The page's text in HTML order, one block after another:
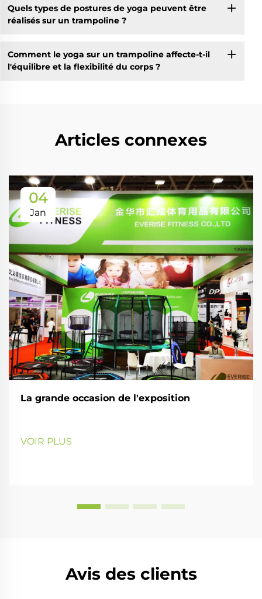
Quels types de postures de yoga peuvent être
réalisés sur un trampoline ?
Comment le yoga sur un trampoline affecte-t-il
l'équilibre et la flexibilité du corps ?
Articles connexes
04
Jan
La grande occasion de l'exposition
VOIR PLUS
Avis des clients